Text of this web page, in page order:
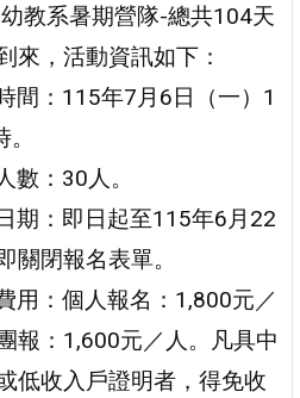
教系暑期營隊-總共104天
來，活動資訊如下：
間：115年7月6日（一）1
數：30人。
期：即日起至115年6月22
關閉報名表單。
用：個人報名：1,800元／
報：1,600元／人。凡具中
低收入戶證明者，得免收